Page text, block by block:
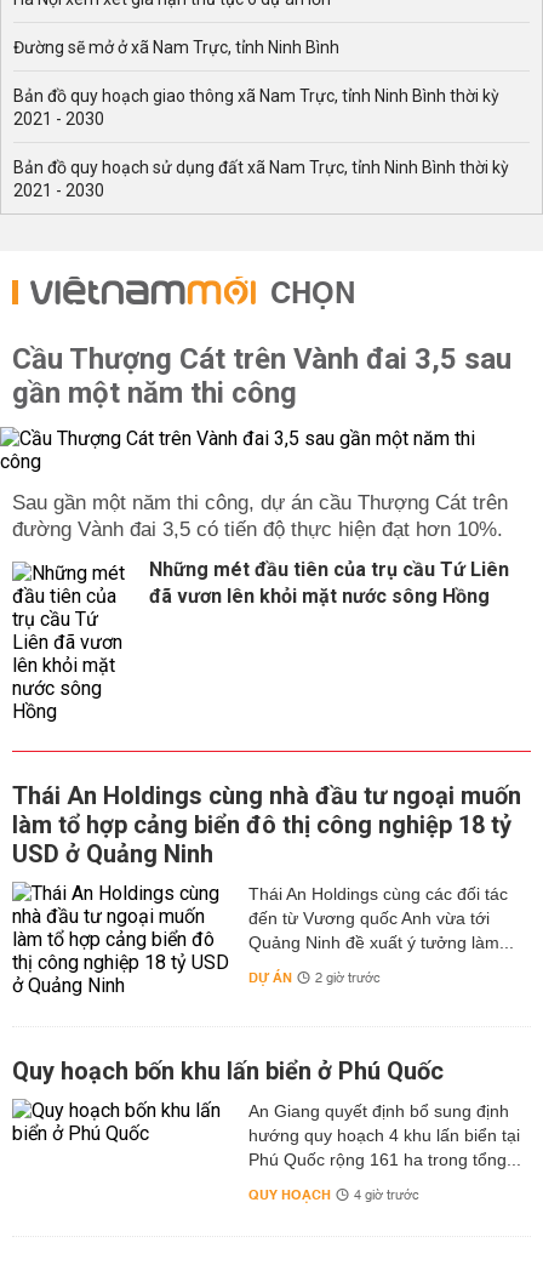
Đường sẽ mở ở xã Nam Trực, tỉnh Ninh Bình
Bản đồ quy hoạch giao thông xã Nam Trực, tỉnh Ninh Bình thời kỳ
2021 - 2030
Bản đồ quy hoạch sử dụng đất xã Nam Trực, tỉnh Ninh Bình thời kỳ
2021 - 2030
CHỌN
Cầu Thượng Cát trên Vành đai 3,5 sau
gần một năm thi công
Sau gần một năm thi công, dự án cầu Thượng Cát trên
đường Vành đai 3,5 có tiến độ thực hiện đạt hơn 10%.
Những mét đầu tiên của trụ cầu Tứ Liên
đã vươn lên khỏi mặt nước sông Hồng
Thái An Holdings cùng nhà đầu tư ngoại muốn
làm tổ hợp cảng biển đô thị công nghiệp 18 tỷ
USD ở Quảng Ninh
Thái An Holdings cùng các đối tác
đến từ Vương quốc Anh vừa tới
Quảng Ninh đề xuất ý tưởng làm...
DỰ ÁN 2 giờ trước
Quy hoạch bốn khu lấn biển ở Phú Quốc
An Giang quyết định bổ sung định
hướng quy hoạch 4 khu lấn biển tại
Phú Quốc rộng 161 ha trong tổng...
QUY HOẠCH 4 giờ trước